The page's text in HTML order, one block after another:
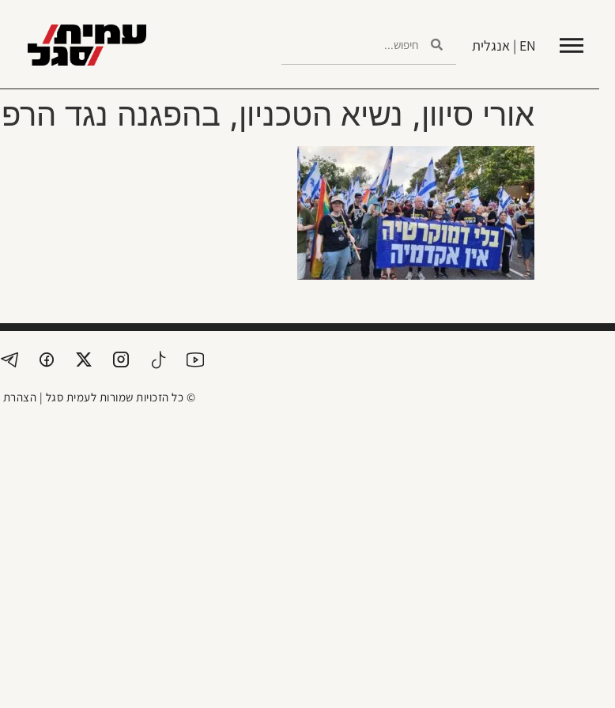
EN | אנגלית
אורי סיוון, נשיא הטכניון, בהפגנה נגד
© כל הזכויות שמורות לעמית סגל | הצהרת